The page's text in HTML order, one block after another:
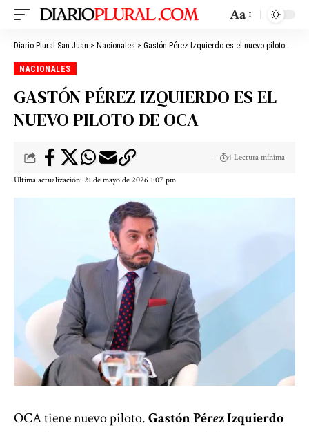
Aa
Diario Plural San Juan > Nacionales > Gastón Pérez Izquierdo es el nuevo piloto de OCA
NACIONALES
GASTÓN PÉREZ IZQUIERDO ES EL
NUEVO PILOTO DE OCA
Última actualización: 21 de mayo de 2026 1:07 pm
4 Lectura mínima
OCA tiene nuevo piloto.Gastón Pérez Izquierdo